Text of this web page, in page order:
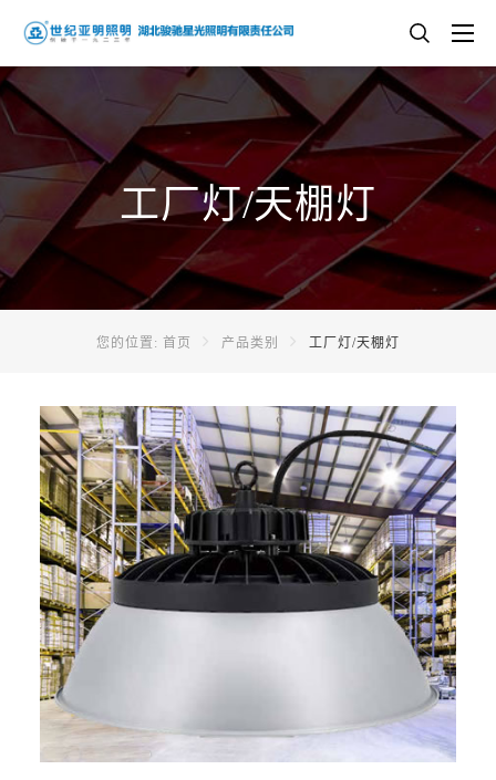
工厂灯/天棚灯
您的位置:首页 产品类别 工厂灯/天棚灯